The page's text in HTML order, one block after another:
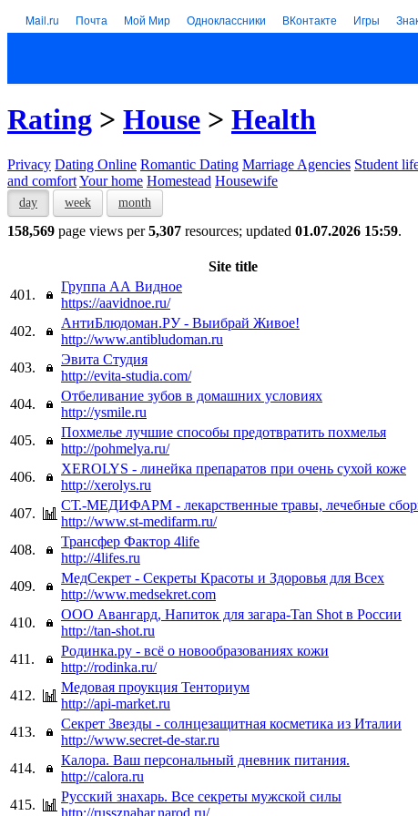
Mail.ru Почта Мой Мир Одноклассники ВКонтакте Игры
Rating > House > Health
Privacy Dating Online Romantic Dating Marriage Agencies Student
and comfortYour home Homestead Housewife
day week month
158,569 page views per5,307 resources; updated 01.07.2026 15:59.
Site title
401.
Группа АА Видное
https://aavidnoe.ru/
402.
АнтиБлюдоман.РУ - Выибрай Живое!
http://www.antibludoman.ru
403.
Эвита Студия
http://evita-studia.com/
404.
Отбеливание зубов в домашних условиях
http://ysmile.ru
405.
Похмелье лучшие способы предотвратить похмелья
http://pohmelya.ru/
406.
XEROLYS - линейка препаратов при очень сухой коже
http://xerolys.ru
407.
СТ.-МЕДИФАРМ - лекарственные травы, лечебные
http://www.st-medifarm.ru/
408.
Трансфер Фактор 4life
http://4lifes.ru
409.
МедСекрет - Секреты Красоты и Здоровья для Всех
http://www.medsekret.com
410.
ООО Авангард, Напиток для загара-Tan Shot в России
http://tan-shot.ru
411.
Родинка.ру - всё о новообразованиях кожи
http://rodinka.ru/
412.
Медовая проукция Тенториум
http://api-market.ru
413.
Секрет Звезды - солнцезащитная косметика из Италии
http://www.secret-de-star.ru
414.
Калора. Ваш персональный дневник питания.
http://calora.ru
415.
Русский знахарь. Все секреты мужской силы
http://russznahar.narod.ru/